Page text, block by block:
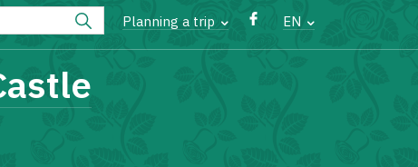
Planning a trip EN